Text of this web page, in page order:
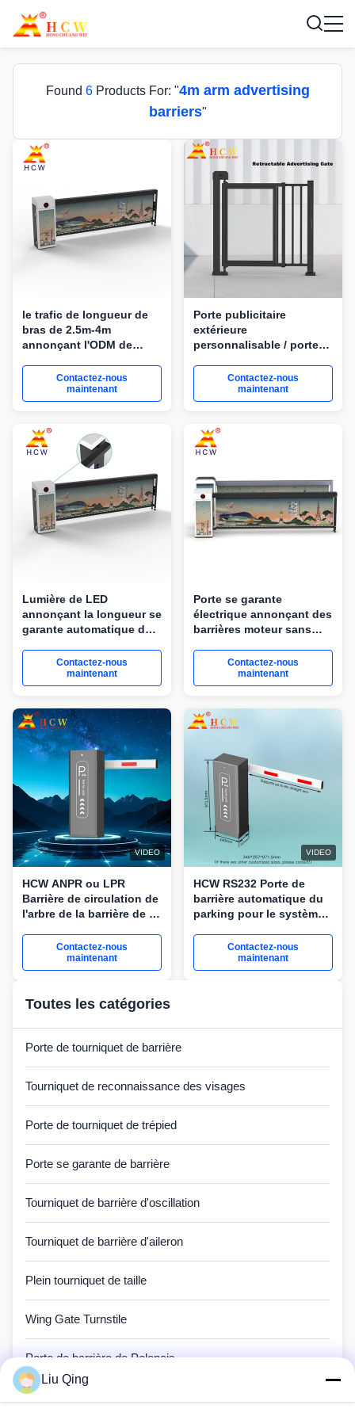
Found 6Products For: "4m arm advertising
barriers"
le trafic de longueur de
bras de 2.5m-4m
annonçant l'ODM de
parkingContactez-nous
maintenant
Porte publicitaire
extérieure
personnalisable / porte
inoxydable commercial /
moteur sans balai de 60
W pour de nombreuses
Contactez-nous
maintenant
Lumière de LED
annonçant la longueur se
garante automatique de
Contactez-nous
maintenant
Porte se garante
électrique annonçant des
barrières moteur sans
longueur de 2.5m - de 4m
Contactez-nous
maintenant
VIDEO
HCW ANPR ou LPR
Barrière de circulation de
l'arbre de la barrière de la
Longueur RS485
Contactez-nous
maintenant
VIDEO
HCW RS232 Porte de
barrière automatique du
parking pour le système
Contactez-nous
maintenant
Toutes les catégories
Porte de tourniquet de barrière
Tourniquet de reconnaissance des visages
Porte de tourniquet de trépied
Porte se garante de barrière
Tourniquet de barrière d'oscillation
Tourniquet de barrière d'aileron
Plein tourniquet de taille
Wing Gate Turnstile
Porte de barrière de Polonais
Barrière Barrier Gate
Liu Qing